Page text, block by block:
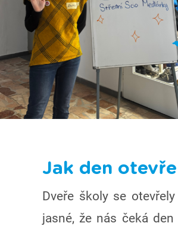
Jak den
Dveře školy se
jasné, že nás čeká